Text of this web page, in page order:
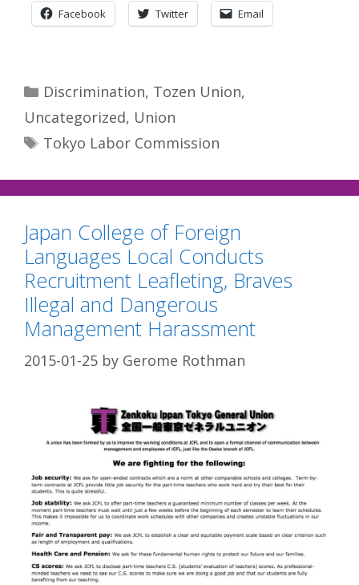
Facebook Twitter Email
Categories
Discrimination, Tozen Union,
Uncategorized, Union
Tags
Tokyo Labor Commission
Japan College of Foreign
Languages Local Conducts
Recruitment Leafleting, Braves
Illegal and Dangerous
Management Harassment
2015-01-25 by Gerome Rothman